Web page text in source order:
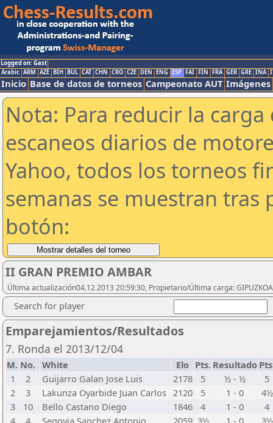
Logged on: Gast
Arabic ARM AZE BIH BUL CAT CHN CRO CZE DEN ENG ESP FAI FIN FRA GER GRE INA
Inicio Base de datos de torneos Campeonato AUT Imágenes
Nota: Para reducir la
escaneos diarios de
Yahoo, todos los torneos
semanas se muestran tras
botón:
II GRAN PREMIO AMBAR
Última actualización04.12.2013 20:59:30, Propietario/Última carga:
Search for player
Emparejamientos/Resultados
7. Ronda el 2013/12/04
M. No. White Elo Pts. Resultado
1
2 Guijarro Galan Jose Luis 2178 5 ½ - ½
5
2
3 Lakunza Oyarbide Juan Carlos 2120 5 1 - 0
4½
3
10 Bello Castano Diego 1846 4 1 - 0
4
4
4 Segovia Sanchez Antonio 2059 3½ 1 - 0
3½